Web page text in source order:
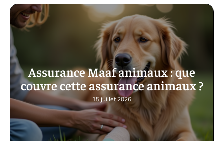
Assurance Maaf animaux : que
couvre cette assurance animaux ?
15 juillet 2026